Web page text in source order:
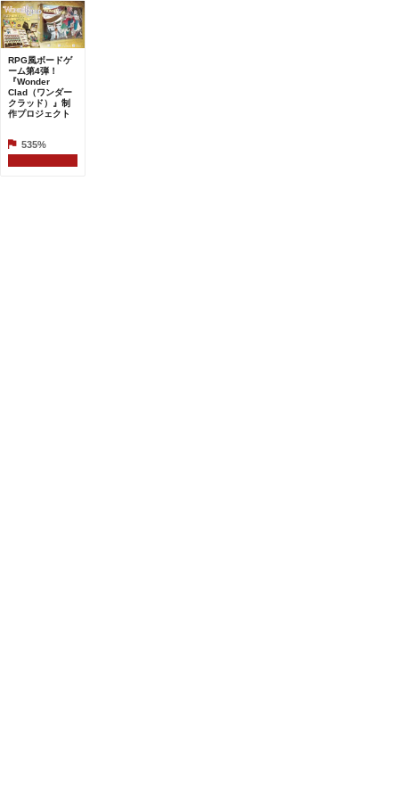
RPG風ボードゲ
ーム第4弾！
『Wonder
Clad（ワンダー
クラッド）』制
作プロジェクト
535%